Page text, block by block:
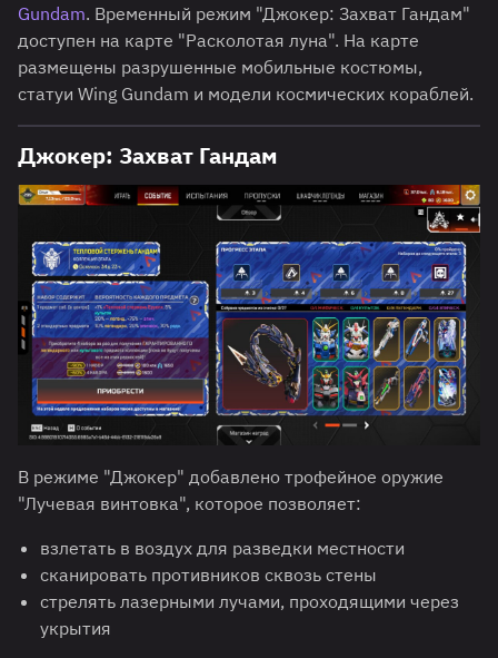
Gundam. Временный режим "Джокер: Захват Гандам"
доступен на карте "Расколотая луна". На карте
размещены разрушенные мобильные костюмы,
статуи Wing Gundam и модели космических кораблей.
Джокер: Захват Гандам
В режиме "Джокер" добавлено трофейное оружие
"Лучевая винтовка", которое позволяет:
взлетать в воздух для разведки местности
сканировать противников сквозь стены
стрелять лазерными лучами, проходящими через
укрытия